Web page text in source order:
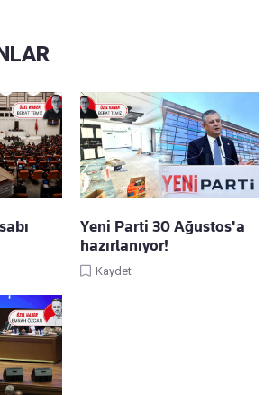
Yeni Parti 30 Ağustos'a
hazırlanıyor!
Kaydet